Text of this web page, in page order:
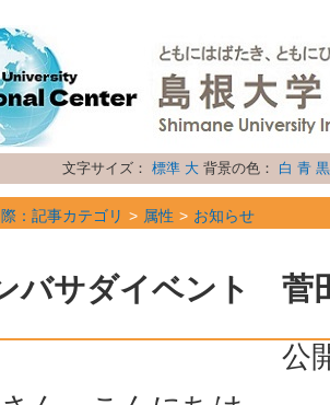
文字サイズ： 標準 大 背景の色： 白 青 黒
：記事カテゴリ 属性 お知らせ
バサダイベント 菅
公